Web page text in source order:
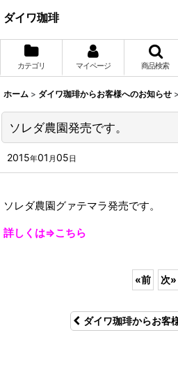
ダイワ珈琲
カテゴリ マイページ 商品検索
ホーム > ダイワ珈琲からお客様へのお知らせ >
ソレダ農園発売です。
2015年01 月05日
ソレダ農園グァテマラ発売です。
詳しくは⇒こちら
«前 次»
ダイワ珈琲からお客